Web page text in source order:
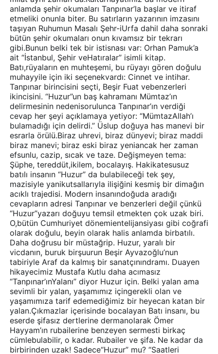
anlamda şehir okumaları Tanpınar’la başlar ve itiraf
etmeliki onunla biter. Bu satırların yazarının imzasını
taşıyan Ruhumun Masalı Şehr-iUrfa dahil daha sonraki
bütün şehir okumaları onun kıvamsız bir tekrarı
gibi.Bunun belki tek bir istisnası var: Orhan Pamuk’a
ait “İstanbul, Şehir veHatıralar” isimli kitap.
Batı,rüyaların en muhteşemi, bu rüyayı gören doğulu
muhayyile için iki seçenekvardı: Cinnet ve intihar.
Tanpınar birincisini seçti, Beşir Fuat vebenzerleri
ikincisini. “Huzur”un baş kahramanı Mümtaz’ın
delirmesinin nedenisorulunca Tanpınar’ın verdiği
cevap her şeyi açıklamaya yetiyor: “MümtazAllah’ı
bulamadığı için delirdi.” Üslup doğuya has manevi bir
esrarla örülü.Biraz uhrevi, biraz dünyevi; biraz maddi
biraz manevi; biraz eski biraz yeniancak her zaman
efsunlu, cazip, sıcak ve taze. Değişmeyen tema:
Şüphe, tereddüt,ikilem, bocalayış. Hakikatesusuz
batılı insanın “Huzur” da bulabileceği tek şey,
mazisiyle yanikutsallarıyla ilişiğini kesmiş bir dimağın
acıklı trajedisi. Modern insanındoğuda aradığı
cevapların adresi Tanpınar ve benzerleri değil çünkü
“Huzur”yazarı doğuyu temsil etmekten çok uzak biri.
O,bütün Cumhuriyet dönemientelijansiyası gibi coğrafi
olarak doğulu, beyin olarak halis anlamda birbatılı.
Daha doğrusu bir müstağrip. Huzur, yaralı bir
vicdanın, buruk birşuurun Beşir Ayvazoğlu’nun
tabiriyle Araf da kalmış bir sanatçınındramı. Duayen
hikayecimiz Mustafa Kutlu daha acımasız
“Tanpınar’ınYalanı” diyor Huzur için. Belki yalan ama
sevimli bir yalan, yaşamımız içingerekli olan ve
yaşamımıza tarif edemediğimiz bir heyecan katan bir
yalan.Çıkmazlar içerisinde bocalayan Batı insanı, bu
eserde şifasız dertlerine dermanolarak Ömer
Hayyam’ın rubailerine benzeyen sermesti birkaç
cümlebulabilir, o kadar. Rubailer ve şifa. Ne kadar da
birbirinden uzak! Sadece“Huzur” mu? “Saatleri